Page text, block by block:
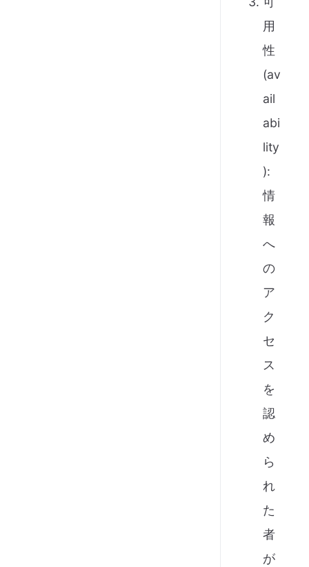
用
性
(av
ail
abi
lity
):
情
報
へ
の
ア
ク
セ
ス
を
認
め
ら
れ
た
者
が